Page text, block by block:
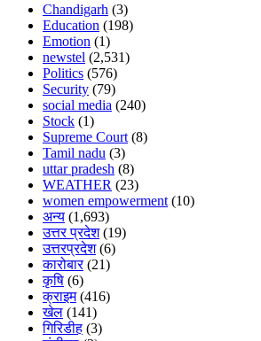
Chandigarh (3)
Education (198)
Emotion (1)
newstel (2,531)
Politics (576)
Security (79)
social media (240)
Stock (1)
Supreme Court (8)
Tamil nadu (3)
uttar pradesh (8)
WEATHER (23)
women empowerment (10)
अन्य (1,693)
उत्तर प्रदेश(19)
उत्तरप्रदेश(6)
कारोबार(21)
कृषि (6)
क्राइम(416)
खेल (141)
गिरिडीह (3)